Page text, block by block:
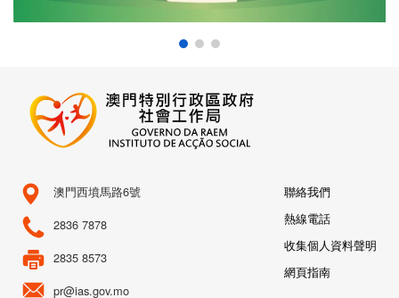
澳門西墳馬路6號
2836 7878
2835 8573
pr@ias.gov.mo
聯絡我們
熱線電話
收集個人資料聲明
網頁指南